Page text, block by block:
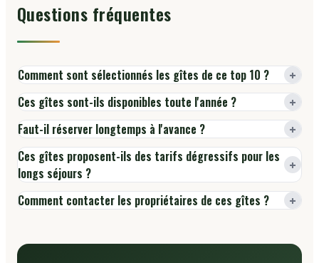
Questions fréquentes
Comment sont sélectionnés les gîtes de ce top 10 ? +
Ces gîtes sont-ils disponibles toute l'année ? +
Faut-il réserver longtemps à l'avance ? +
Ces gîtes proposent-ils des tarifs dégressifs pour les
longs séjours ?
+
Comment contacter les propriétaires de ces gîtes ? +